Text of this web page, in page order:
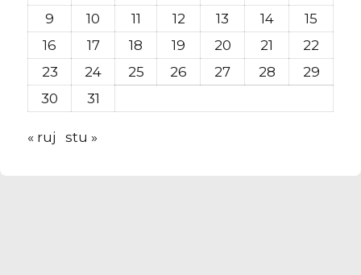
9
10 11 12 13 14
15
16
17 18 19 20 21
22
23
24 25 26 27 28
29
30
31
« ruj stu »